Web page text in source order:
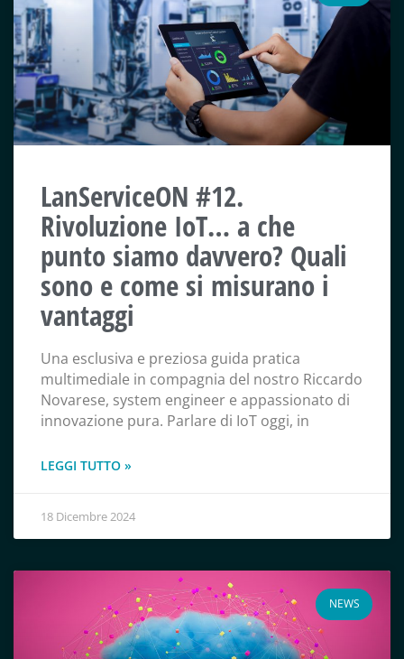
LanServiceON #12.
Rivoluzione IoT… a che
punto siamo davvero? Quali
sono e come si misurano i
vantaggi
Una esclusiva e preziosa guida pratica
multimediale in compagnia del nostro Riccardo
Novarese, system engineer e appassionato di
innovazione pura. Parlare di IoT oggi, in
LEGGI TUTTO »
18 Dicembre 2024
NEWS